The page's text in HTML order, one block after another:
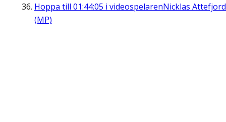
Hoppa till 01:44:05 i videospelarenNicklas Attefjord
(MP)